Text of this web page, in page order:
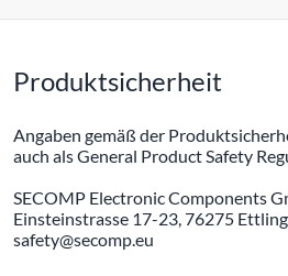
Produktsicherheit
Angaben gemäß der
auch als General Product Safety
SECOMP Electronic Components
Einsteinstrasse 17-23, 76275
safety@secomp.eu